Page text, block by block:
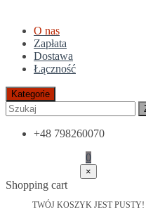
O nas
Zapłata
Dostawa
Łączność
Kategorie
+48 798260070
0
×
Shopping cart
TWÓJ KOSZYK JEST PUSTY!